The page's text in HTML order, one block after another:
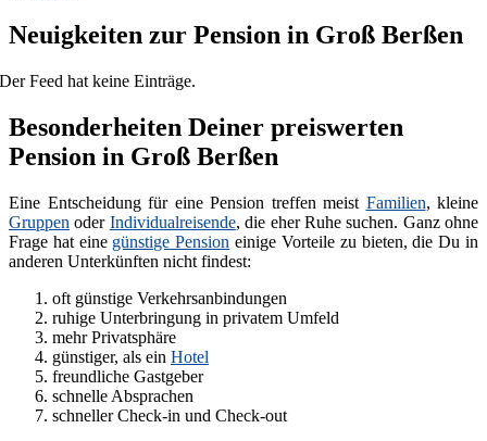
Neuigkeiten zur Pension in Groß Berßen
Der Feed hat keine Einträge.
Besonderheiten Deiner preiswerten
Pension in Groß Berßen
Eine Entscheidung für eine Pension treffen meist Familien, kleine
Gruppen oder Individualreisende, die eher Ruhe suchen. Ganz ohne
Frage hat eine günstige Pension einige Vorteile zu bieten, die Du in
anderen Unterkünften nicht findest:
oft günstige Verkehrsanbindungen
ruhige Unterbringung in privatem Umfeld
mehr Privatsphäre
günstiger, als ein Hotel
freundliche Gastgeber
schnelle Absprachen
schneller Check-in und Check-out